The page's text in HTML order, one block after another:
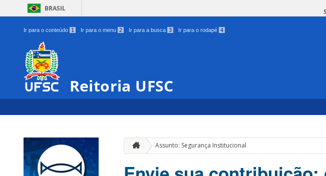
BRASIL
Ir para o conteúdo 1 Ir para o menu 2 Ir para a busca 3 Ir para o rodapé 4
Reitoria UFSC
Assunto: Segurança Institucional